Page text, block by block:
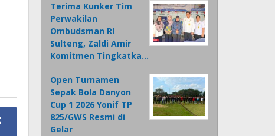
Terima Kunker Tim
Perwakilan
Ombudsman RI
Sulteng, Zaldi Amir
Komitmen Tingkatka…
Open Turnamen
Sepak Bola Danyon
Cup 1 2026 Yonif TP
825/GWS Resmi di
Gelar